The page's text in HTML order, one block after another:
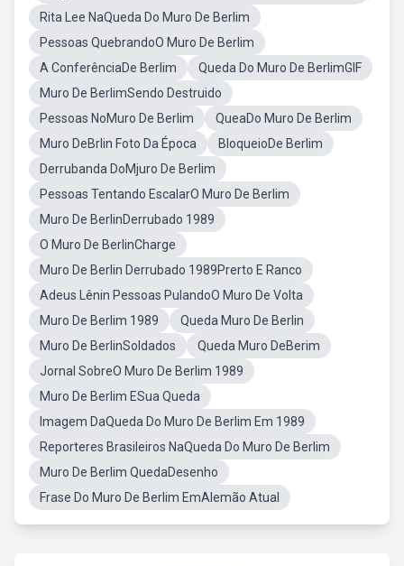
Rita Lee NaQueda Do Muro De Berlim
Pessoas QuebrandoO Muro De Berlim
A ConferênciaDe Berlim
Queda Do Muro De BerlimGIF
Muro De BerlimSendo Destruido
Pessoas NoMuro De Berlim
QueaDo Muro De Berlim
Muro DeBrlin Foto Da Época
BloqueioDe Berlim
Derrubanda DoMjuro De Berlim
Pessoas Tentando EscalarO Muro De Berlim
Muro De BerlinDerrubado 1989
O Muro De BerlinCharge
Muro De Berlin Derrubado 1989Prerto E Ranco
Adeus Lênin Pessoas PulandoO Muro De Volta
Muro De Berlim 1989
Queda Muro De Berlin
Muro De BerlinSoldados
Queda Muro DeBerim
Jornal SobreO Muro De Berlim 1989
Muro De Berlim ESua Queda
Imagem DaQueda Do Muro De Berlim Em 1989
Reporteres Brasileiros NaQueda Do Muro De Berlim
Muro De Berlim QuedaDesenho
Frase Do Muro De Berlim EmAlemão Atual